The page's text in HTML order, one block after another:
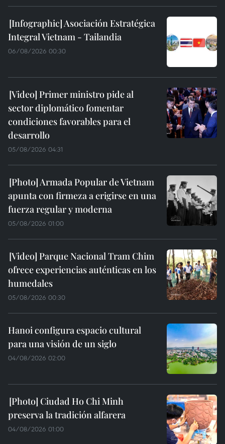
Asociación Estratégica
Integral Vietnam - Tailandia
06/08/2026 00:30
Primer ministro pide al
sector diplomático fomentar
condiciones favorables para el
desarrollo
05/08/2026 04:31
Armada Popular de Vietnam
apunta con firmeza a erigirse en una
fuerza regular y moderna
05/08/2026 01:00
Parque Nacional Tram Chim
ofrece experiencias auténticas en los
humedales
05/08/2026 00:30
Hanoi configura espacio cultural
para una visión de un siglo
04/08/2026 02:00
Ciudad Ho Chi Minh
preserva la tradición alfarera
04/08/2026 01:00